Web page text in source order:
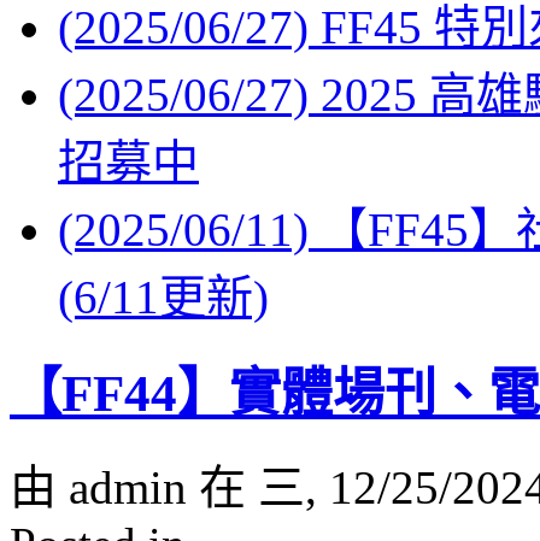
(2025/06/27) FF45 特
(2025/06/27) 2025 高
招募中
(2025/06/11) 【FF45
(6/11更新)
【FF44】實體場刊、
由 admin 在 三, 12/25/